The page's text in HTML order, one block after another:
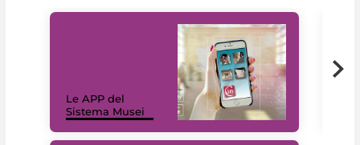
Le APP del
Sistema Musei